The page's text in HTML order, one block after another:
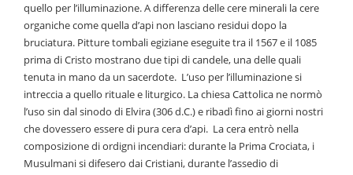
quello per l’illuminazione. A differenza delle cere minerali la cere
organiche come quella d’api non lasciano residui dopo la
bruciatura. Pitture tombali egiziane eseguite tra il 1567 e il 1085
prima di Cristo mostrano due tipi di candele, una delle quali
tenuta in mano da un sacerdote. L’uso per l’illuminazione si
intreccia a quello rituale e liturgico. La chiesa Cattolica ne normò
l’uso sin dal sinodo di Elvira (306 d.C.) e ribadì fino ai giorni nostri
che dovessero essere di pura cera d’api. La cera entrò nella
composizione di ordigni incendiari: durante la Prima Crociata, i
Musulmani si difesero dai Cristiani, durante l’assedio di